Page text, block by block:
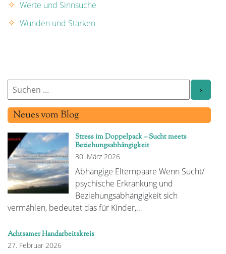
Werte und Sinnsuche
Wunden und Stärken
Neues vom Blog
Stress im Doppelpack – Sucht meets
Beziehungsabhängigkeit
30. März 2026
Abhängige Elternpaare Wenn Sucht/
psychische Erkrankung und
Beziehungsabhängigkeit sich
vermählen, bedeutet das für Kinder,…
Achtsamer Handarbeitskreis
27. Februar 2026